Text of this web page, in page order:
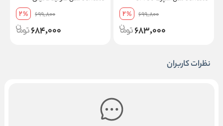
مقاوم در برابر تعریق حجم 50 میل
699,800
2%
683,000
SPF50 فاقد چربی مناسب انواع
699,800
2%
684,000
نظرات کاربران